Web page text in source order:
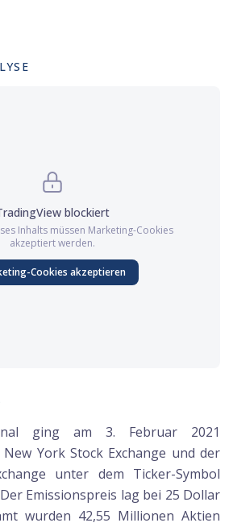
blockiert
Inhalts müssen Marketing-Cookies
akzeptiert werden.
-Cookies akzeptieren
ging am 3. Februar 2021
York Stock Exchange und der
unter dem Ticker-Symbol
Emissionspreis lag bei 25 Dollar
wurden 42,55 Millionen Aktien